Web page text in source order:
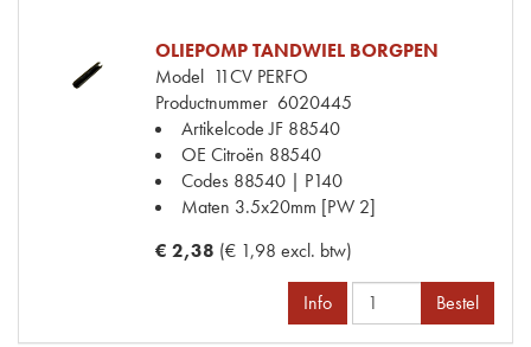
OLIEPOMP TANDWIEL BORGPEN
Model 11CV PERFO
Productnummer 6020445
Artikelcode JF 88540
OE Citroën 88540
Codes 88540 | P140
Maten 3.5x20mm [PW 2]
€ 2,38 (€ 1,98 excl. btw)
Info Bestel